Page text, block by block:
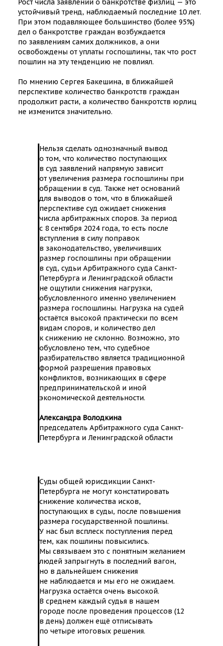
Рост числа заявлений о банкротстве физлиц — это
устойчивый тренд, наблюдаемый последние 10 лет.
При этом подавляющее большинство (более 95%)
дел о банкротстве граждан возбуждается
по заявлениям самих должников, а они
освобождены от уплаты госпошлины, так что рост
пошлин на эту тенденцию не повлиял.
По мнению Сергея Бакешина, в ближайшей
перспективе количество банкротств граждан
продолжит расти, а количество банкротств юрлиц
не изменится значительно.
Нельзя сделать однозначный вывод
о том, что количество поступающих
в суд заявлений напрямую зависит
от увеличения размера госпошлины при
обращении в суд. Также нет оснований
для выводов о том, что в ближайшей
перспективе суд ожидает снижения
числа арбитражных споров. За период
с 8 сентября 2024 года, то есть после
вступления в силу поправок
в законодательство, увеличивших
размер госпошлины при обращении
в суд, судьи Арбитражного суда Санкт-
Петербурга и Ленинградской области
не ощутили снижения нагрузки,
обусловленного именно увеличением
размера госпошлины. Нагрузка на судей
остаётся высокой практически по всем
видам споров, и количество дел
к снижению не склонно. Возможно, это
обусловлено тем, что судебное
разбирательство является традиционной
формой разрешения правовых
конфликтов, возникающих в сфере
предпринимательской и иной
экономической деятельности.
Александра Володкина
председатель Арбитражного суда Санкт-
Петербурга и Ленинградской области
Суды общей юрисдикции Санкт-
Петербурга не могут констатировать
снижение количества исков,
поступающих в суды, после повышения
размера государственной пошлины.
У нас был всплеск поступления перед
тем, как пошлины повысились.
Мы связываем это с понятным желанием
людей запрыгнуть в последний вагон,
но в дальнейшем снижения
не наблюдается и мы его не ожидаем.
Нагрузка остаётся очень высокой.
В среднем каждый судья в нашем
городе после проведения процессов (12
в день) должен ещё отписывать
по четыре итоговых решения.